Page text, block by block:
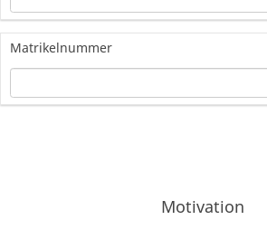
Matrikelnummer
Motivation